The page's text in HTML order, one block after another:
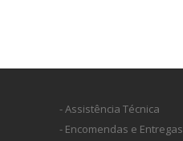
- Assistência Técnica
- Encomendas e Entregas